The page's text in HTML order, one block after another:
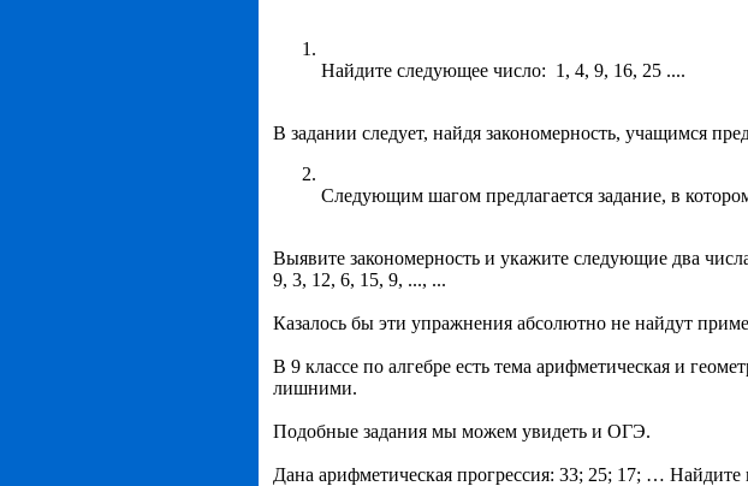
Найдите следующее число: 1, 4, 9, 16, 25 ....
В задании следует, найдя закономерность, учащимся
Следующим шагом предлагается задание, в
Выявите закономерность и укажите следующие два
9, 3, 12, 6, 15, 9, ..., ...
Казалось бы эти упражнения абсолютно не найдут
В 9 классе по алгебре есть тема арифметическая и
лишними.
Подобные задания мы можем увидеть и ОГЭ.
Дана арифметическая прогрессия: 33; 25; 17; …